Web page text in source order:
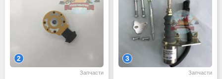
2
Запчасти
3
Запчасти